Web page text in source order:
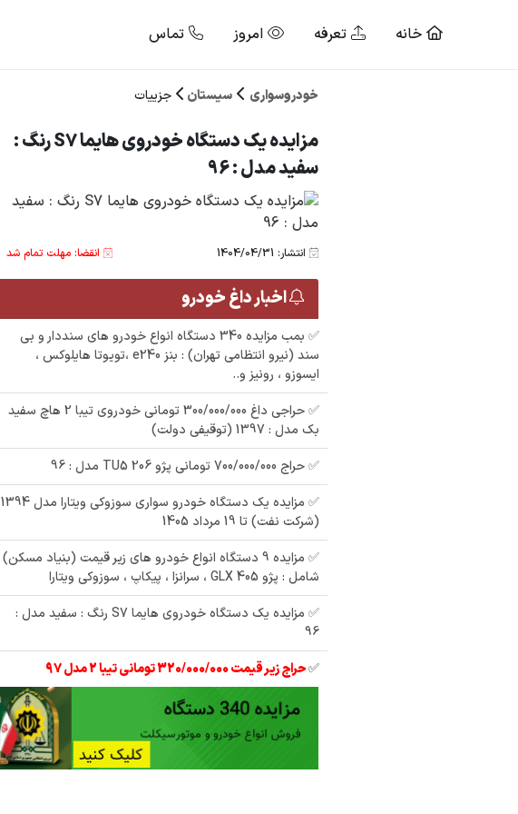
خانه تعرفه امروز تماس
خودروسواری سیستان جزییات
مزایده یک دستگاه خودروی هایما S7 رنگ :
سفید مدل : 96
انتشار: 1404/04/31 انقضا: مهلت تمام شد
اخبار داغ خودرو
✅ بمب مزایده 340 دستگاه انواع خودرو های سنددار و بی
سند (نیرو انتظامی تهران) : بنز e240 ،تویوتا هایلوکس ،
ایسوزو ، رونیز و..
✅ حراجی داغ 300/000/000 تومانی خودروی تیبا 2 هاچ سفید
بک مدل : 1397 (توقیفی دولت)
✅ حراج 700/000/000 تومانی پژو 206 TU5 مدل : 96
✅ مزایده یک دستگاه خودرو سواری سوزوکی ویتارا مدل 1394
(شرکت نفت) تا 19 مرداد 1405
✅ مزایده 9 دستگاه انواع خودرو های زیر قیمت (بنیاد مسکن)
شامل : پژو 405 GLX ، سرانزا ، پیکاپ ، سوزوکی ویتارا
✅ مزایده یک دستگاه خودروی هایما S7 رنگ : سفید مدل :
96
✅حراج زیر قیمت 320/000/000 تومانی تیبا 2 مدل 97